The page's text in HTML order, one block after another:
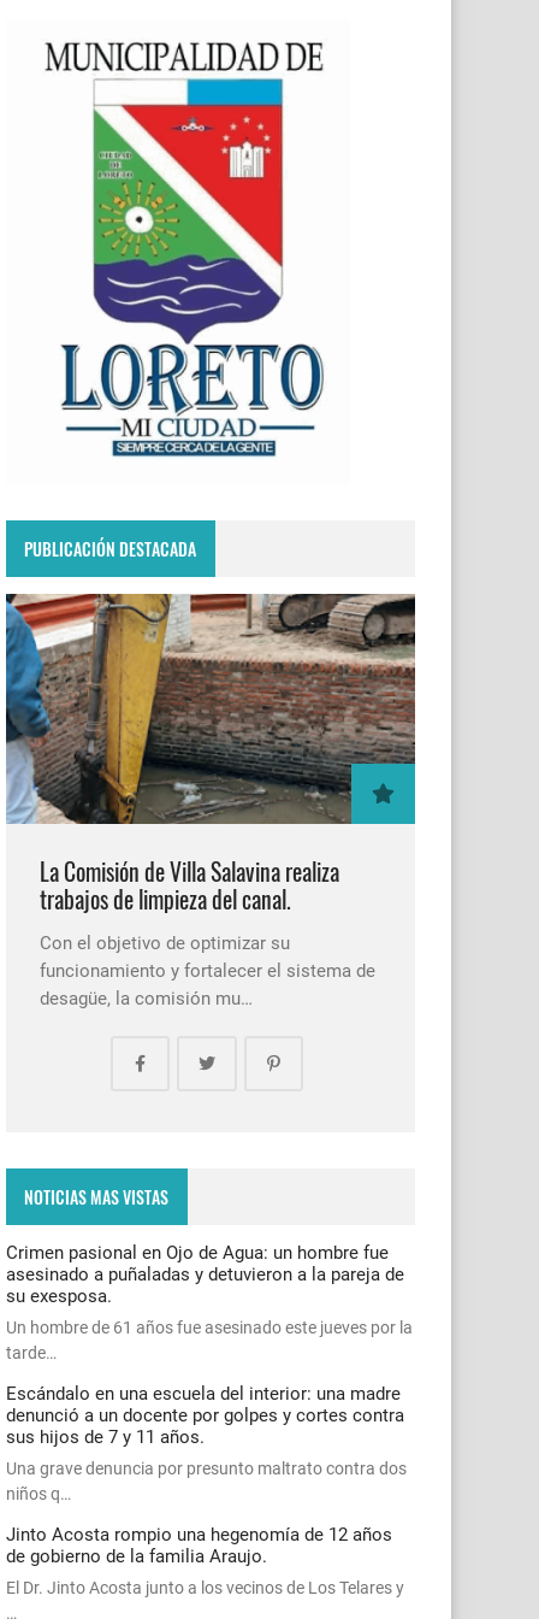
PUBLICACIÓN DESTACADA
La Comisión de Villa Salavina realiza
trabajos de limpieza del canal.
Con el objetivo de optimizar su
funcionamiento y fortalecer el sistema de
desagüe, la comisión mu…
NOTICIAS MAS VISTAS
Crimen pasional en Ojo de Agua: un hombre fue
asesinado a puñaladas y detuvieron a la pareja de
su exesposa.
Un hombre de 61 años fue asesinado este jueves por la
tarde…
Escándalo en una escuela del interior: una madre
denunció a un docente por golpes y cortes contra
sus hijos de 7 y 11 años.
Una grave denuncia por presunto maltrato contra dos
niños q…
Jinto Acosta rompio una hegenomía de 12 años
de gobierno de la familia Araujo.
El Dr. Jinto Acosta junto a los vecinos de Los Telares y
…